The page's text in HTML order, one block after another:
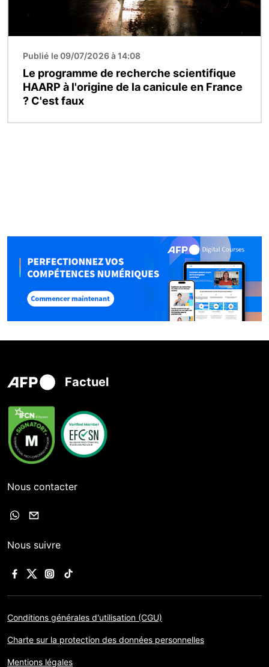
Publié le 09/07/2026 à 14:08
Le programme de recherche scientifique
HAARP à l'origine de la canicule en France
? C'est faux
Factuel
Nous contacter
Nous suivre
Conditions générales d'utilisation (CGU)
Charte sur la protection des données personnelles
Mentions légales